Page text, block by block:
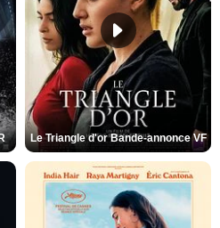
Le Triangle d'or Bande-annonce VF